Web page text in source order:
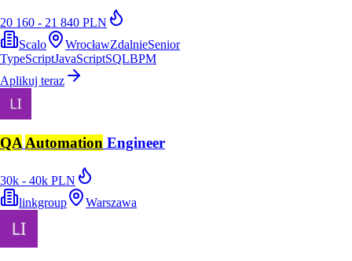
20 160 - 21 840 PLN
Scalo
WrocławZdalnieSenior
TypeScriptJavaScriptSQLBPM
Aplikuj teraz
QA Automation Engineer
30k - 40k PLN
linkgroup
Warszawa